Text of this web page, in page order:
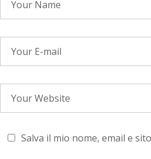
Salva il mio nome, email e